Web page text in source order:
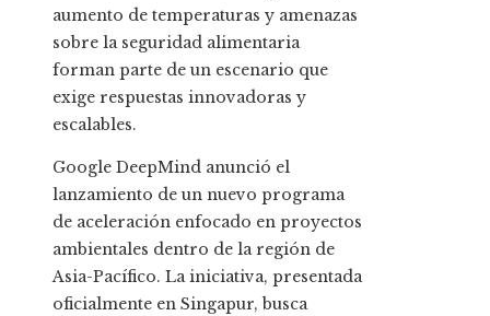
aumento de temperaturas y amenazas
sobre la seguridad alimentaria
forman parte de un escenario que
exige respuestas innovadoras y
escalables.
Google DeepMind anunció el
lanzamiento de un nuevo programa
de aceleración enfocado en proyectos
ambientales dentro de la región de
Asia-Pacífico. La iniciativa, presentada
oficialmente en Singapur, busca